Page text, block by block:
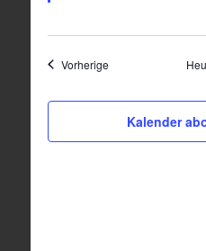
Vorherige Veranstaltungen
Kalender